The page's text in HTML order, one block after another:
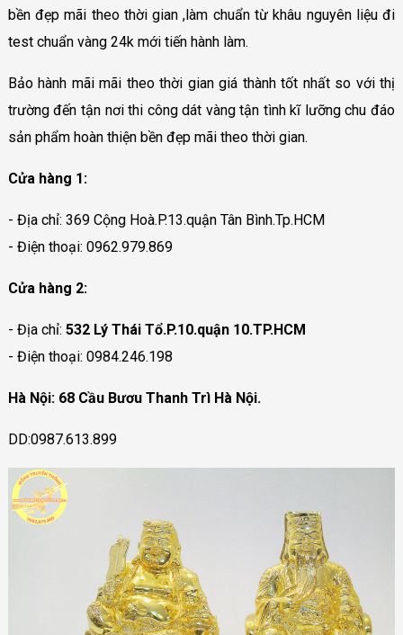
bền đẹp mãi theo thời gian ,làm chuẩn từ khâu nguyên liệu đi
test chuẩn vàng 24k mới tiến hành làm.
Bảo hành mãi mãi theo thời gian giá thành tốt nhất so với thị
trường đến tận nơi thi công dát vàng tận tình kĩ lưỡng chu đáo
sản phẩm hoàn thiện bền đẹp mãi theo thời gian.
Cửa hàng 1:
- Địa chỉ: 369 Cộng Hoà.P.13.quận Tân Bình.Tp.HCM
- Điện thoại: 0962.979.869
Cửa hàng 2:
- Địa chỉ: 532 Lý Thái Tổ.P.10.quận 10.TP.HCM
- Điện thoại: 0984.246.198
Hà Nội: 68 Cầu Bươu Thanh Trì Hà Nội.
DD:0987.613.899